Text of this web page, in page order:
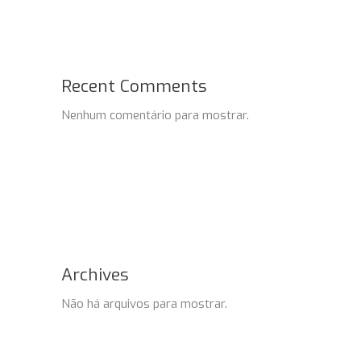
Recent Comments
Nenhum comentário para mostrar.
Archives
Não há arquivos para mostrar.